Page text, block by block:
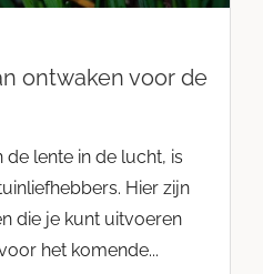
ontwaken voor de
de lente in de lucht, is
Hier zijn
die je kunt uitvoeren
het komende...